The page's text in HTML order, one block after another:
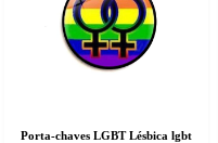
Porta-chaves LGBT Lésbica lgbt